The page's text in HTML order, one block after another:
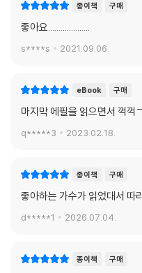
Episode 1. 창세기 - 리아의 이야
푸르지 않은 지구를 보며 리아가
화침식이 없는 달의 표면에 영
소행성 충돌까지 앞으로 6일 남
까. 달에 착륙해 있을 나의 동료,
지뢰로 양다리를 잃은 리우, 두
였던 둘은 서로의 눈이 되고 다
종이책 구매
좋아요....................
s****s 2021.09.06.
eBook 구매
마지막 에필을 읽으면서 꺽꺽
q*****3 2023.02.18.
종이책 구매
좋아하는 가수가 읽었대서 따
d*****1 2026.07.04.
종이책 구매